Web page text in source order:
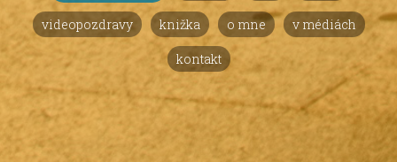
videopozdravy knižka o mne v médiách
kontakt